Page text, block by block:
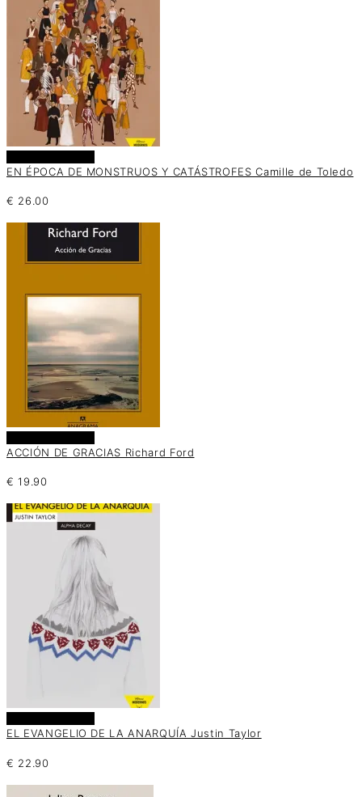
EN ÉPOCA DE MONSTRUOS Y CATÁSTROFES Camille de Toledo
€ 26.00
ACCIÓN DE GRACIAS Richard Ford
€ 19.90
EL EVANGELIO DE LA ANARQUÍA Justin Taylor
€ 22.90